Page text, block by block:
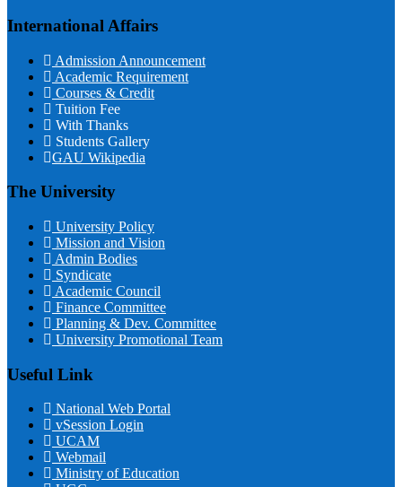
International Affairs
Admission Announcement
Academic Requirement
Courses & Credit
Tuition Fee
With Thanks
Students Gallery
GAU Wikipedia
The University
University Policy
Mission and Vision
Admin Bodies
Syndicate
Academic Council
Finance Committee
Planning & Dev. Committee
University Promotional Team
Useful Link
National Web Portal
vSession Login
UCAM
Webmail
Ministry of Education